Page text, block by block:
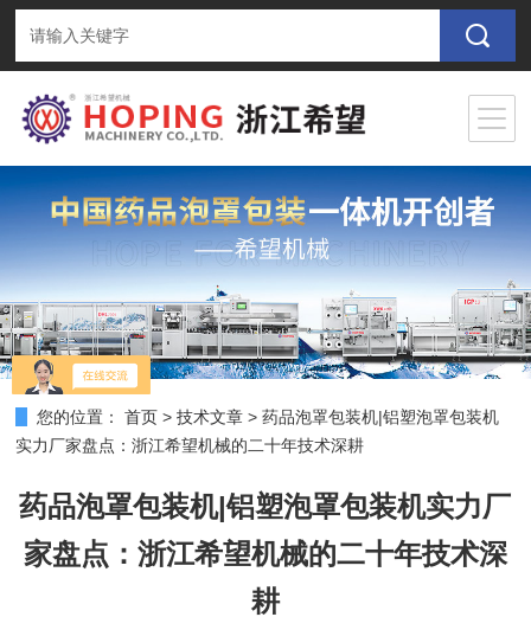
您的位置： 首页 >技术文章 >药品泡罩包装机|铝塑泡罩包装机
实力厂家盘点：浙江希望机械的二十年技术深耕
药品泡罩包装机|铝塑泡罩包装机实力厂
家盘点：浙江希望机械的二十年技术深
耕